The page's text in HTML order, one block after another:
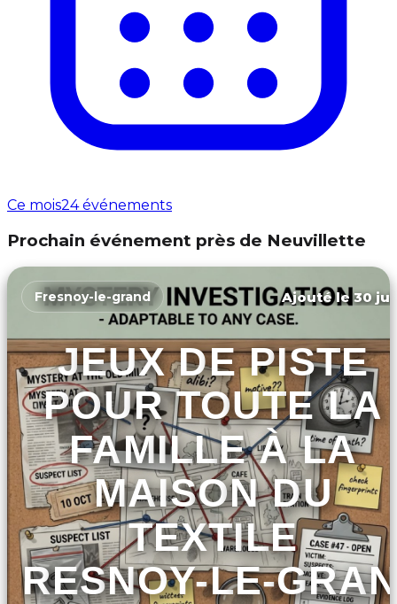
Ce mois24 événements
Prochain événement près de Neuvillette
Fresnoy-le-grand Ajouté le 30
JEUX DE PISTE
POUR TOUTE LA
FAMILLE À LA
MAISON DU
TEXTILE
LE-